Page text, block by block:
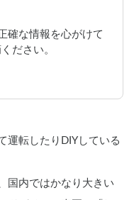
確な情報を心がけて
ださい。
運転したりDIYしている
国内ではかなり大きい